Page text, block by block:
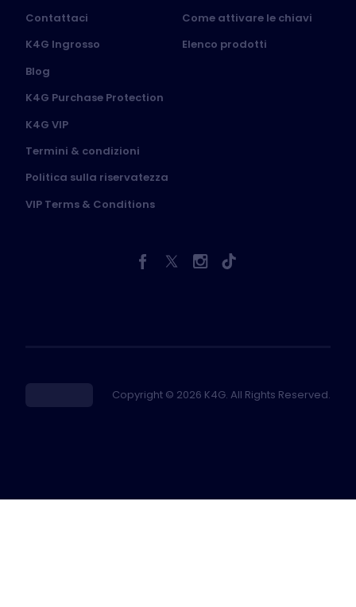
Contattaci
K4G Ingrosso
Blog
K4G Purchase Protection
K4G VIP
Termini & condizioni
Politica sulla riservatezza
VIP Terms & Conditions
Come attivare le chiavi
Elenco prodotti
Copyright © 2026 K4G. All Rights Reserved.